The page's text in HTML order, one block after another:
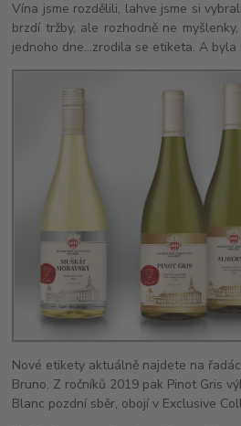
Vína jsme rozdělili, lahve jsme si
brzdí tržby, ale rozhodně ne
jednoho dne…zrodila se etiketa. A byla
Nové etikety aktuálně najdete na
Bruno. Z ročníků 2019 pak Pinot Gris
Blanc pozdní sběr, obojí v Exclusive